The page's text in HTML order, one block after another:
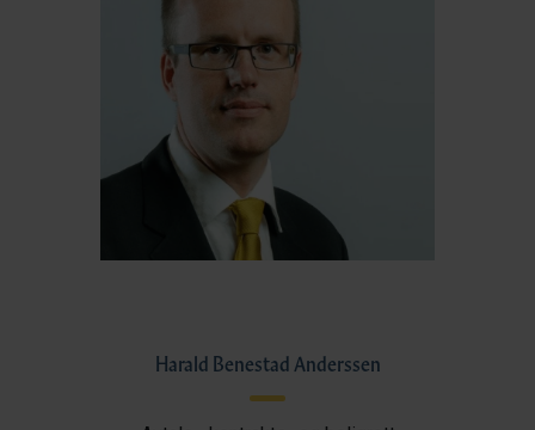
Harald Benestad Anderssen